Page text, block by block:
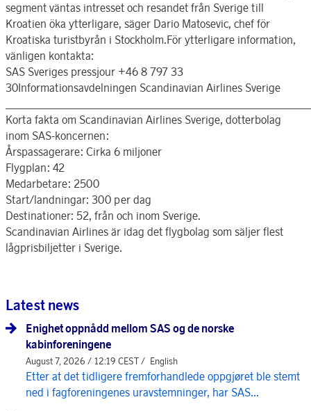
segment väntas intresset och resandet från Sverige till
Kroatien öka ytterligare, säger Dario Matosevic, chef för
Kroatiska turistbyrån i Stockholm.För ytterligare information,
vänligen kontakta:
SAS Sveriges pressjour +46 8 797 33
30Informationsavdelningen Scandinavian Airlines Sverige
Korta fakta om Scandinavian Airlines Sverige, dotterbolag
inom SAS-koncernen:
Årspassagerare: Cirka 6 miljoner
Flygplan: 42
Medarbetare: 2500
Start/landningar: 300 per dag
Destinationer: 52, från och inom Sverige.
Scandinavian Airlines är idag det flygbolag som säljer flest
lågprisbiljetter i Sverige.
Latest news
Enighet oppnådd mellom SAS og de norske
kabinforeningene
August 7, 2026 / 12:19 CEST / English
Etter at det tidligere fremforhandlede oppgjøret ble stemt
ned i fagforeningenes uravstemninger, har SAS...